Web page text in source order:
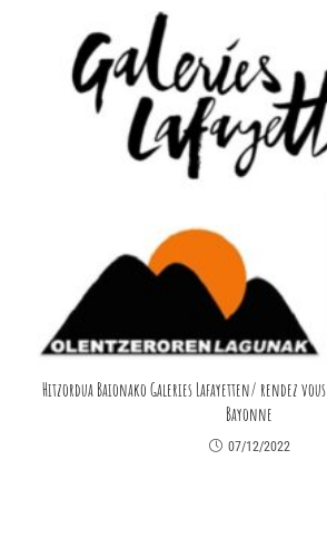
Hitzordua Baionako Galeries Lafayetten/ rendez vous
Bayonne
07/12/2022